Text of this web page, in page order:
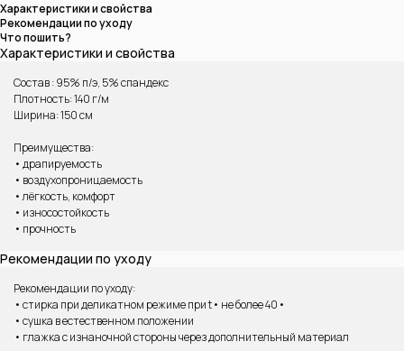
Характеристики и свойства
Рекомендации по уходу
Что пошить?
Характеристики и свойства
Состав : 95% п/э, 5% спандекс
Плотность: 140 г/м
Ширина: 150 см
Преимущества:
• драпируемость
• воздухопроницаемость
• лёгкость, комфорт
• износостойкость
• прочность
Рекомендации по уходу
Рекомендации по уходу:
• стирка при деликатном режиме при t• не более 40•
• сушка в естественном положении
• глажка с изнаночной стороны через дополнительный материал
ВАМ МОЖЕТ ПОНРАВИТЬСЯ